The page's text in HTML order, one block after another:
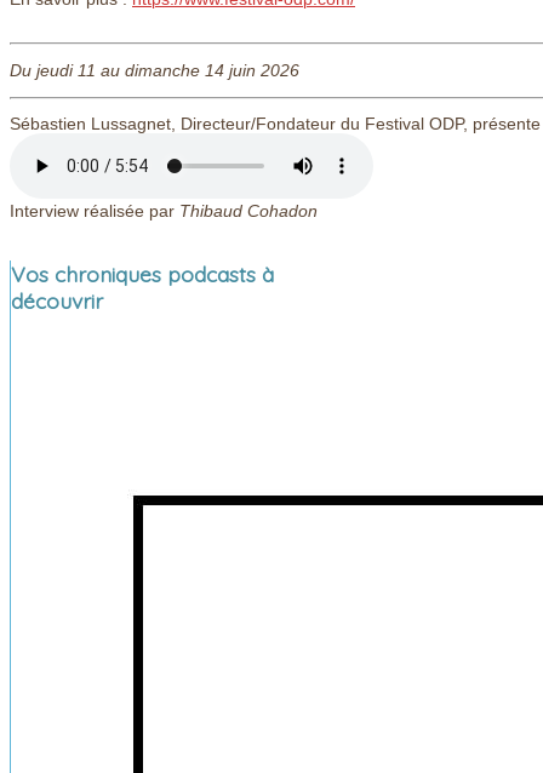
Du jeudi 11 au dimanche 14 juin 2026
Sébastien Lussagnet, Directeur/Fondateur du Festival ODP,
Interview réalisée par Thibaud Cohadon
Vos chroniques podcasts à
découvrir